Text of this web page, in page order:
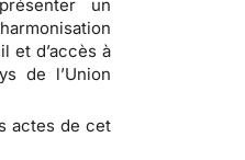
un
et d’accès à
de l’Union
actes de cet